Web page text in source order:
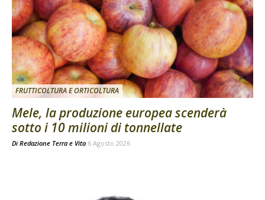
FRUTTICOLTURA E ORTICOLTURA
Mele, la produzione europea scenderà
sotto i 10 milioni di tonnellate
Di Redazione Terra e Vita 6 Agosto 2026